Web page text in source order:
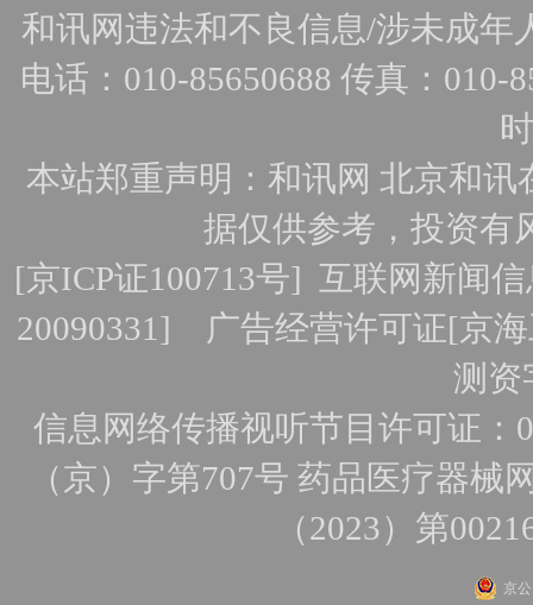
和讯网违法和不良信息/涉未成年
电话：010-85650688 传真：010-
本站郑重声明：和讯网 北京和
据仅供参考，投资有
[京ICP证100713号]互联网新闻
20090331] 广告经营许可证[京
测资
信息网络传播视听节目许可证：
（京）字第707号 药品医疗器械
（2023）第
京